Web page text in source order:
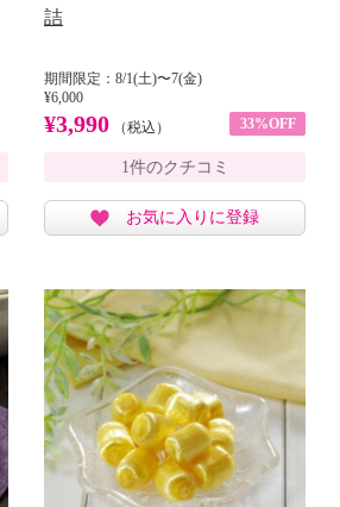
詰
期間限定：8/1(土)〜7(金)
¥6,000
¥3,990 （税込） 33%OFF
1件のクチコミ
お気に入りに登録